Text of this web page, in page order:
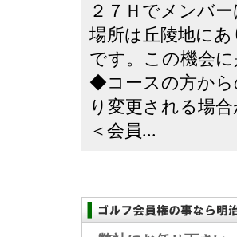
２７Ｈでメンバ
場所は丘陵地に
です。この機会
◆コースの方から
り変更される場
＜会員...